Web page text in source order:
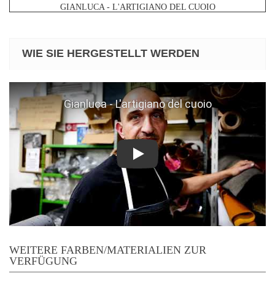
GIANLUCA - L'ARTIGIANO DEL CUOIO
WIE SIE HERGESTELLT WERDEN
Play
WEITERE FARBEN/MATERIALIEN ZUR
VERFÜGUNG